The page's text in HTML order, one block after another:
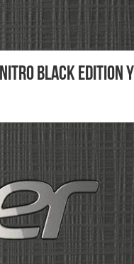
Black Edition y